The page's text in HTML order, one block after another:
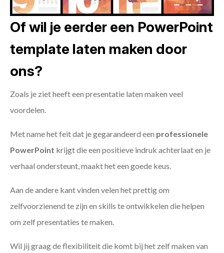
Of wil je eerder een PowerPoint
template laten maken door
ons?
Zoals je ziet heeft een presentatie laten maken veel
voordelen.
Met name het feit dat je gegarandeerd een professionele
PowerPoint krijgt die een positieve indruk achterlaat en je
verhaal ondersteunt, maakt het een goede keus.
Aan de andere kant vinden velen het prettig om
zelfvoorzienend te zijn en skills te ontwikkelen die helpen
om zelf presentaties te maken.
Wil jij graag de flexibiliteit die komt bij het zelf maken van